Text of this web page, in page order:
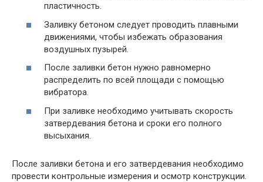
пластичность.
Заливку бетоном следует проводить плавными
движениями, чтобы избежать образования
воздушных пузырей.
После заливки бетон нужно равномерно
распределить по всей площади с помощью
вибратора.
При заливке необходимо учитывать скорость
затвердевания бетона и сроки его полного
высыхания.
После заливки бетона и его затвердевания необходимо
провести контрольные измерения и осмотр конструкции.